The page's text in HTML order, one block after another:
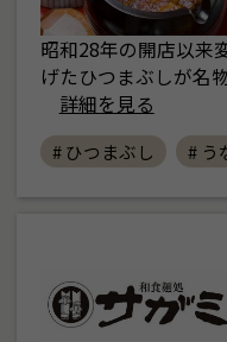
昭和28年の開店以来
げたひつまぶしが名
詳細を見る
# ひつまぶし # う